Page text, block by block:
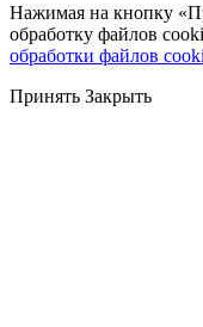
Нажимая на кнопку
обработку файлов
обработки файлов
Принять Закрыть